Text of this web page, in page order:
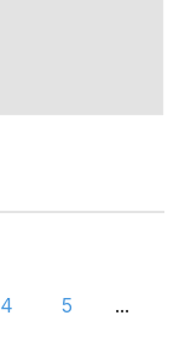
4 5 ...